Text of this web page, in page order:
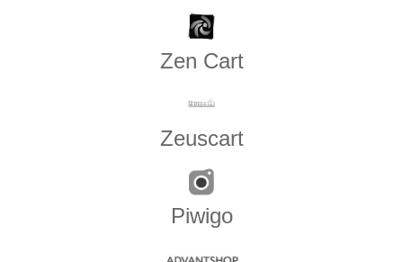
Zen​ ​Cart
Zeuscart
Piwigo